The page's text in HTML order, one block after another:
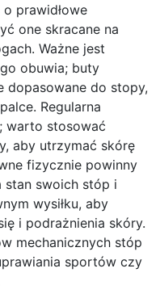
prawidłowe
one skracane na
Ważne jest
obuwia; buty
dopasowane do stopy,
Regularna
warto stosować
aby utrzymać skórę
fizycznie powinny
stan swoich stóp i
wysiłku, aby
i podrażnienia skóry.
mechanicznych stóp
sportów czy